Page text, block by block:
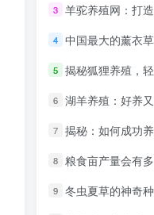
3 羊驼养殖网：打造高
4 中国最大的薰衣草种植
5 揭秘狐狸养殖，
6 湖羊养殖：好养
7 揭秘：如何成功养殖
8 粮食亩产量会有
9 冬虫夏草的神奇
3 羊驼养殖网：打造高
4 中国最大的薰衣草种植
5 揭秘狐狸养殖，
6 湖羊养殖：好养
7 揭秘：如何成功养殖
8 粮食亩产量会有
9 冬虫夏草的神奇